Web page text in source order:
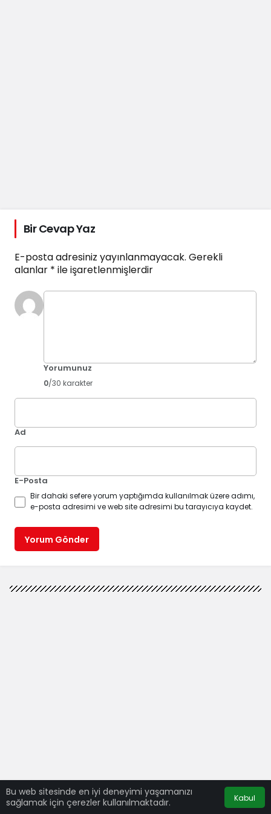
Bir Cevap Yaz
E-posta adresiniz yayınlanmayacak. Gerekli
alanlar * ile işaretlenmişlerdir
Yorumunuz
0/30 karakter
Ad
E-Posta
Bir dahaki sefere yorum yaptığımda kullanılmak üzere adımı,
e-posta adresimi ve web site adresimi bu tarayıcıya kaydet.
Yorum Gönder
Bu web sitesinde en iyi deneyimi yaşamanızı
sağlamak için çerezler kullanılmaktadır.
Kabul